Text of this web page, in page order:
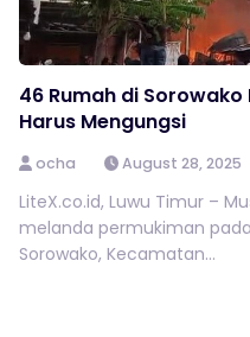
46 Rumah di
Harus Mengungsi
ocha August 28, 2025
LiteX.co.id, Luwu Timur –
melanda permukiman
Sorowako, Kecamatan...